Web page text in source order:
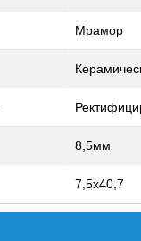
Мрамор
8,5мм
7,5х40,7